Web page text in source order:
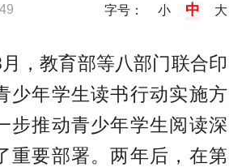
字号： 小 中 大
，教育部等八部门联合印
少年学生读书行动实施方
步推动青少年学生阅读深
重要部署。两年后，在第